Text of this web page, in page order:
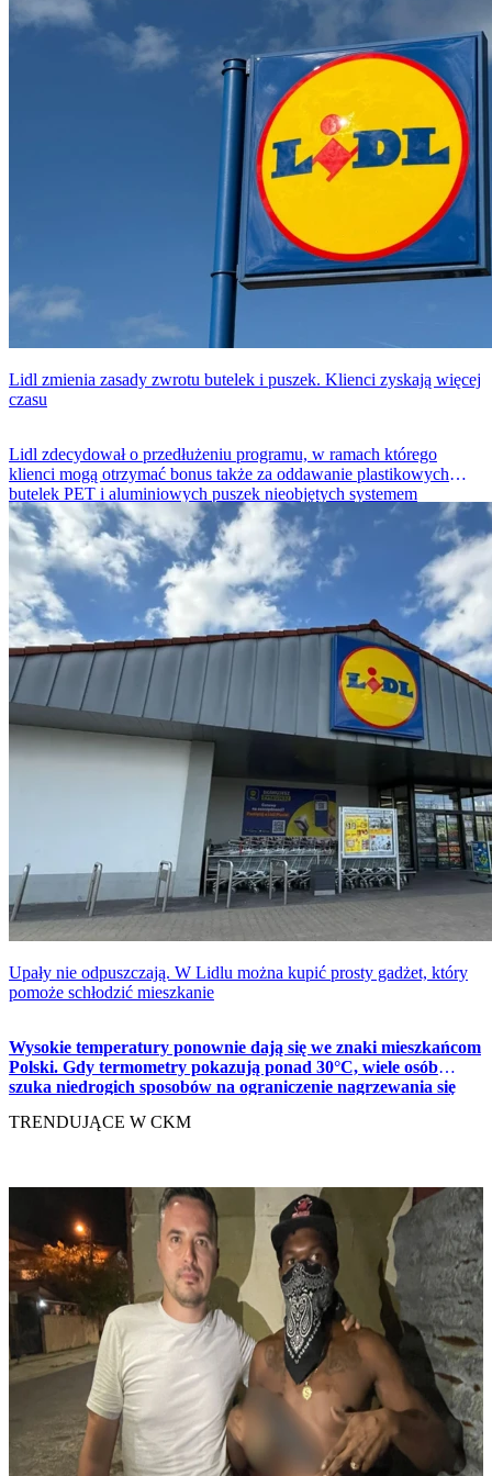
Lidl zmienia zasady zwrotu butelek i puszek. Klienci zyskają więcej
czasu
Lidl zdecydował o przedłużeniu programu, w ramach którego
klienci mogą otrzymać bonus także za oddawanie plastikowych
butelek PET i aluminiowych puszek nieobjętych systemem
kaucyjnym. Sieć poinformowała, że akcja potrwa dłużej niż
pierwotnie zakładano.
Upały nie odpuszczają. W Lidlu można kupić prosty gadżet, który
pomoże schłodzić mieszkanie
Wysokie temperatury ponownie dają się we znaki mieszkańcom
Polski. Gdy termometry pokazują ponad 30°C, wiele osób
szuka niedrogich sposobów na ograniczenie nagrzewania się
termoizolacyjna dostępna w ofercie Lidla, której cena zaczyna
TRENDUJĄCE W CKM